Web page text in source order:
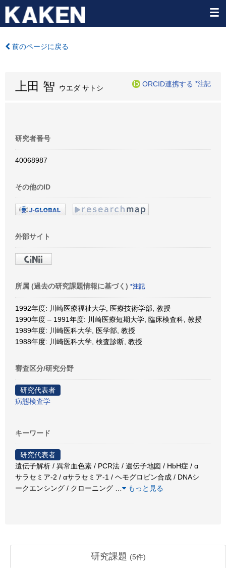
前のページに戻る
上田 智 ウエダ サトシ
ORCID連携する *注記
研究者番号
40068987
その他のID
外部サイト
所属 (過去の研究課題情報に基づく) *注記
1992年度: 川崎医療福祉大学, 医療技術学部, 教授
1990年度 – 1991年度: 川崎医療短期大学, 臨床検査科, 教授
1989年度: 川崎医科大学, 医学部, 教授
1988年度: 川崎医科大学, 検査診断, 教授
審査区分/研究分野
研究代表者
病態検査学
キーワード
研究代表者
遺伝子解析 / 異常血色素 / PCR法 / 遺伝子地図 / HbH症 / α
サラセミア-2 / αサラセミア-1 / ヘモグロビン合成 / DNAシ
ークエンシング / クローニング
もっと見る
研究課題 (5件)